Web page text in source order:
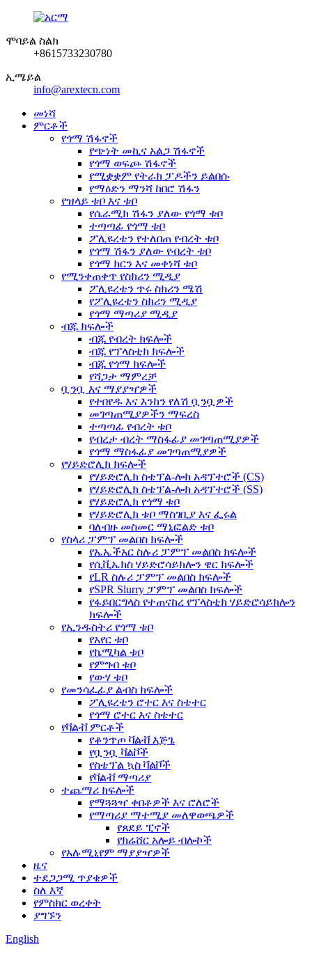
ሞባይል ስልክ
+8615733230780
ኢሜይል
info@arextecn.com
መነሻ
ምርቶች
የጎማ ሽፋኖች
የጭነት መኪና አልጋ ሽፋኖች
የጎማ ወፍጮ ሽፋኖች
የሚቋቋም የትራክ ፓዶችን ይልበሱ
የማዕድን ማንሻ ከበሮ ሽፋን
የዝላይ ቱቦ እና ቱቦ
የሴራሚክ ሽፋን ያለው የጎማ ቱቦ
ተጣጣፊ የጎማ ቱቦ
ፖሊዩረቴን የተለበጠ የብረት ቱቦ
የጎማ ሽፋን ያለው የብረት ቱቦ
የጎማ ክርን እና መቀነሻ ቱቦ
የሚንቀጠቀጥ የስክሪን ሚዲያ
ፖሊዩረቴን ጥሩ ስክሪን ሜሽ
የፖሊዩረቴን ስክሪን ሚዲያ
የጎማ ማጣሪያ ሚዲያ
ብጁ ክፍሎች
ብጁ የብረት ክፍሎች
ብጁ የፕላስቲክ ክፍሎች
ብጁ የጎማ ክፍሎች
የሻጋታ ማምረቻ
ቧንቧ እና ማያያዣዎች
የተበየዱ እና እንከን የለሽ ቧንቧዎች
መገጣጠሚያዎችን ማፍረስ
ተጣጣፊ የብረት ቱቦ
የብረታ ብረት ማስፋፊያ መገጣጠሚያዎች
የጎማ ማስፋፊያ መገጣጠሚያዎች
የሃይድሮሊክ ክፍሎች
የሃይድሮሊክ ስቴፕል-ሎክ አዳፕተሮች (CS)
የሃይድሮሊክ ስቴፕል-ሎክ አዳፕተሮች (SS)
የሃይድሮሊክ የጎማ ቱቦ
የሃይድሮሊክ ቱቦ ማስገቢያ እና ፌሩል
ባለብዙ መስመር ማኒፎልድ ቱቦ
የስላሪ ፓምፕ መልበስ ክፍሎች
የኤኤችአር ስሉሪ ፓምፕ መልበስ ክፍሎች
የሲቪኤክስ ሃይድሮሳይክሎን ዌር ክፍሎች
የLR ስሉሪ ፓምፕ መልበስ ክፍሎች
የSPR Slurry ፓምፕ መልበስ ክፍሎች
የፋይበርግላስ የተጠናከረ የፕላስቲክ ሃይድሮሳይክሎን
ክፍሎች
የኢንዱስትሪ የጎማ ቱቦ
የአየር ቱቦ
የኬሚካል ቱቦ
የምግብ ቱቦ
የውሃ ቱቦ
የመንሳፈፊያ ልብስ ክፍሎች
ፖሊዩረቴን ሮተር እና ስቴተር
የጎማ ሮተር እና ስቴተር
የቫልቭ ምርቶች
የቆንጥጦ ቫልቭ እጅጌ
የቧንቧ ቫልቮች
የስቴፕል ኳስ ቫልቮች
የቫልቭ ማጣሪያ
ተጨማሪ ክፍሎች
የማጓጓዣ ቀበቶዎች እና ሮለሮች
የማጣሪያ ማተሚያ መለዋወጫዎች
የጸደይ ፒኖች
የክሬሸር አሎይ ብሎኮች
የአሉሚኒየም ማያያዣዎች
ዜና
ተደጋጋሚ ጥያቄዎች
ስለ እኛ
የምስክር ወረቀት
ያግኙን
English